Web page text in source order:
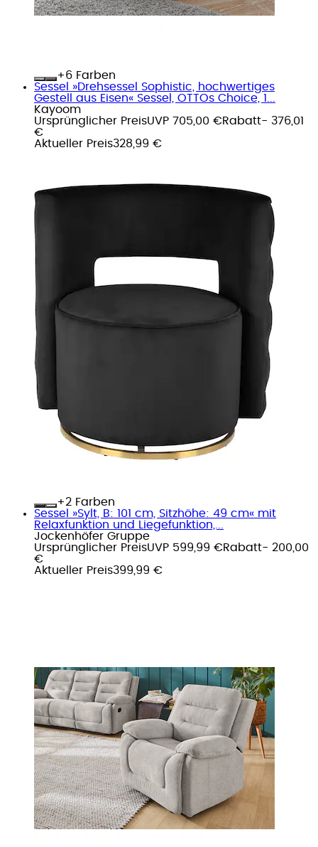
+
Farben
Sessel »Drehsessel Sophistic, hochwertiges
Gestell aus Eisen« Sessel, OTTOs Choice, 1...
Kayoom
Ursprünglicher PreisUVP 705,00 €Rabatt- 376,01
€
Aktueller Preis328,99 €
+
Farben
Sessel »Sylt, B: 101 cm, Sitzhöhe: 49 cm« mit
Relaxfunktion und Liegefunktion,...
Jockenhöfer Gruppe
Ursprünglicher PreisUVP 599,99 €Rabatt- 200,00
€
Aktueller Preis399,99 €